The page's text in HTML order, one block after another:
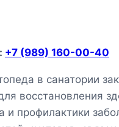
+7 (989) 160-00-40
в санатории
восстановления
и профилактики